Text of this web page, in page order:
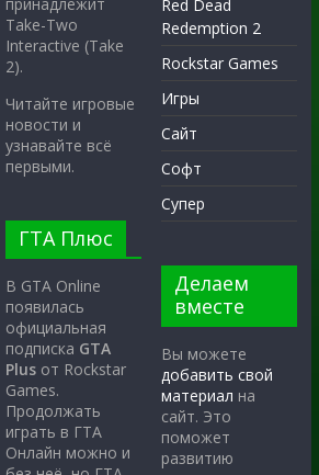
Take-Two
Interactive (Take
2).
Читайте игровые
новости и
узнавайте всё
первыми.
ГТА Плюс
В GTA Online
появилась
официальная
подписка GTA
Plus от Rockstar
Games.
Продолжать
играть в ГТА
Онлайн можно и
Red Dead
Redemption 2
Rockstar Games
Игры
Сайт
Софт
Супер
Делаем
вместе
Вы можете
добавить свой
материал на
сайт. Это
поможет
развитию